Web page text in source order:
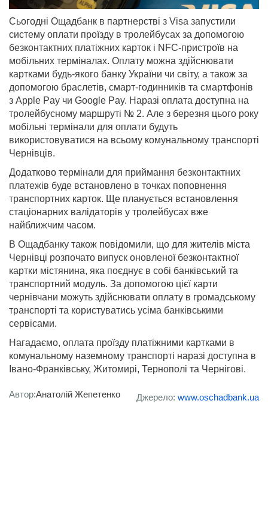
Сьогодні Ощадбанк в партнерстві з Visa запустили
систему оплати проїзду в тролейбусах за допомогою
безконтактних платіжних карток і NFC-пристроїв на
мобільних терміналах. Оплату можна здійснювати
картками будь-якого банку України чи світу, а також за
допомогою браслетів, смарт-годинників та смартфонів
з Apple Pay чи Google Pay. Наразі оплата доступна на
тролейбусному маршруті № 2. Але з березня цього року
мобільні термінали для оплати будуть
використовуватися на всьому комунальному транспорті
Чернівців.
Додатково термінали для приймання безконтактних
платежів буде встановлено в точках поповнення
транспортних карток. Ще планується встановлення
стаціонарних валідаторів у тролейбусах вже
найближчим часом.
В Ощадбанку також повідомили, що для жителів міста
Чернівці розпочато випуск оновленої безконтактної
картки містянина, яка поєднує в собі банківський та
транспортний модуль. За допомогою цієї карти
чернівчани можуть здійснювати оплату в громадському
транспорті та користуватись усіма банківськими
сервісами.
Нагадаємо, оплата проїзду платіжними картками в
комунальному наземному транспорті наразі доступна в
Івано-Франківську, Житомирі, Тернополі та Чернігові.
Автор:Анатолій Жепетенко Джерело: www.oschadbank.ua